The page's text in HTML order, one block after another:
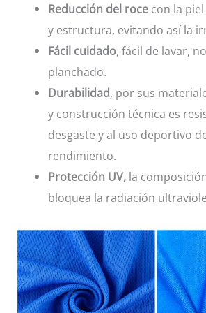
Reducción del roce con la
y estructura, evitando así la
Fácil cuidado, fácil de lavar,
planchado.
Durabilidad, por sus
y construcción técnica es
desgaste y al uso deportivo
rendimiento.
Protección UV, la
bloquea la radiación